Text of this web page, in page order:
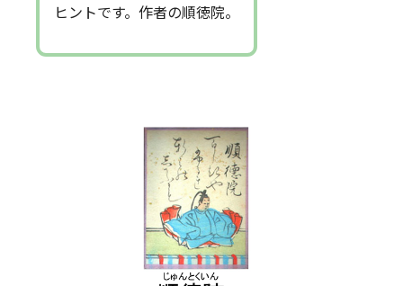
ヒントです。作者の順徳院。